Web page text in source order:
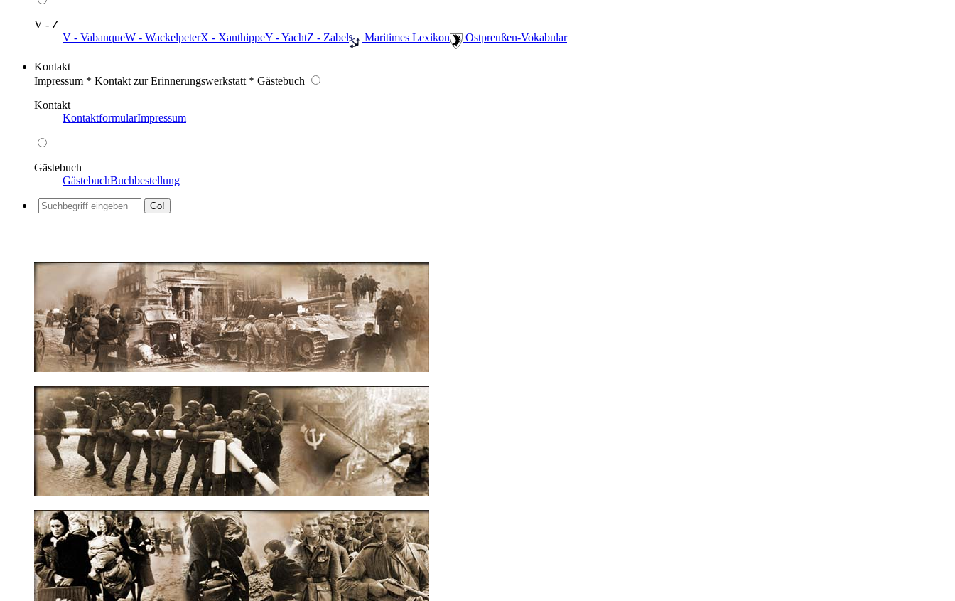
V - Z
V - VabanqueW - WackelpeterX - XanthippeY - YachtZ - Zabel ️ Maritimes Lexikon ️ Ostpreußen-Vokabular
Kontakt
Impressum * Kontakt zur Erinnerungswerkstatt * Gästebuch
Kontakt
KontaktformularImpressum
Gästebuch
GästebuchBuchbestellung